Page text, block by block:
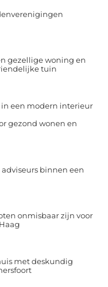
gezellige woning en
tuin
een modern interieur
gezond wonen en
binnen een
onmisbaar zijn voor
met deskundig